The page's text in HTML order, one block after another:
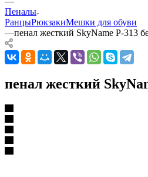
Пеналы
РанцыРюкзакиМешки для обуви
—пенал жесткий SkyName P-313
пенал жесткий